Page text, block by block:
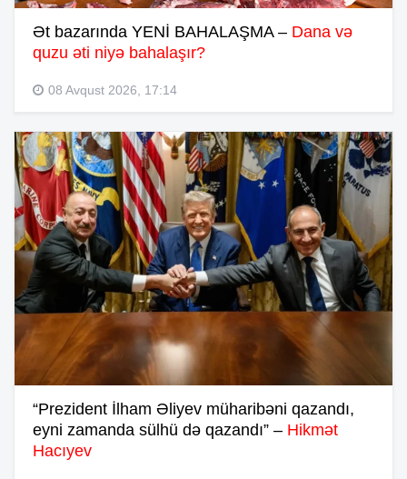
Ət bazarında YENİ BAHALAŞMA – Dana və
quzu əti niyə bahalaşır?
08 Avqust 2026, 17:14
“Prezident İlham Əliyev müharibəni qazandı,
eyni zamanda sülhü də qazandı” – Hikmət
Hacıyev